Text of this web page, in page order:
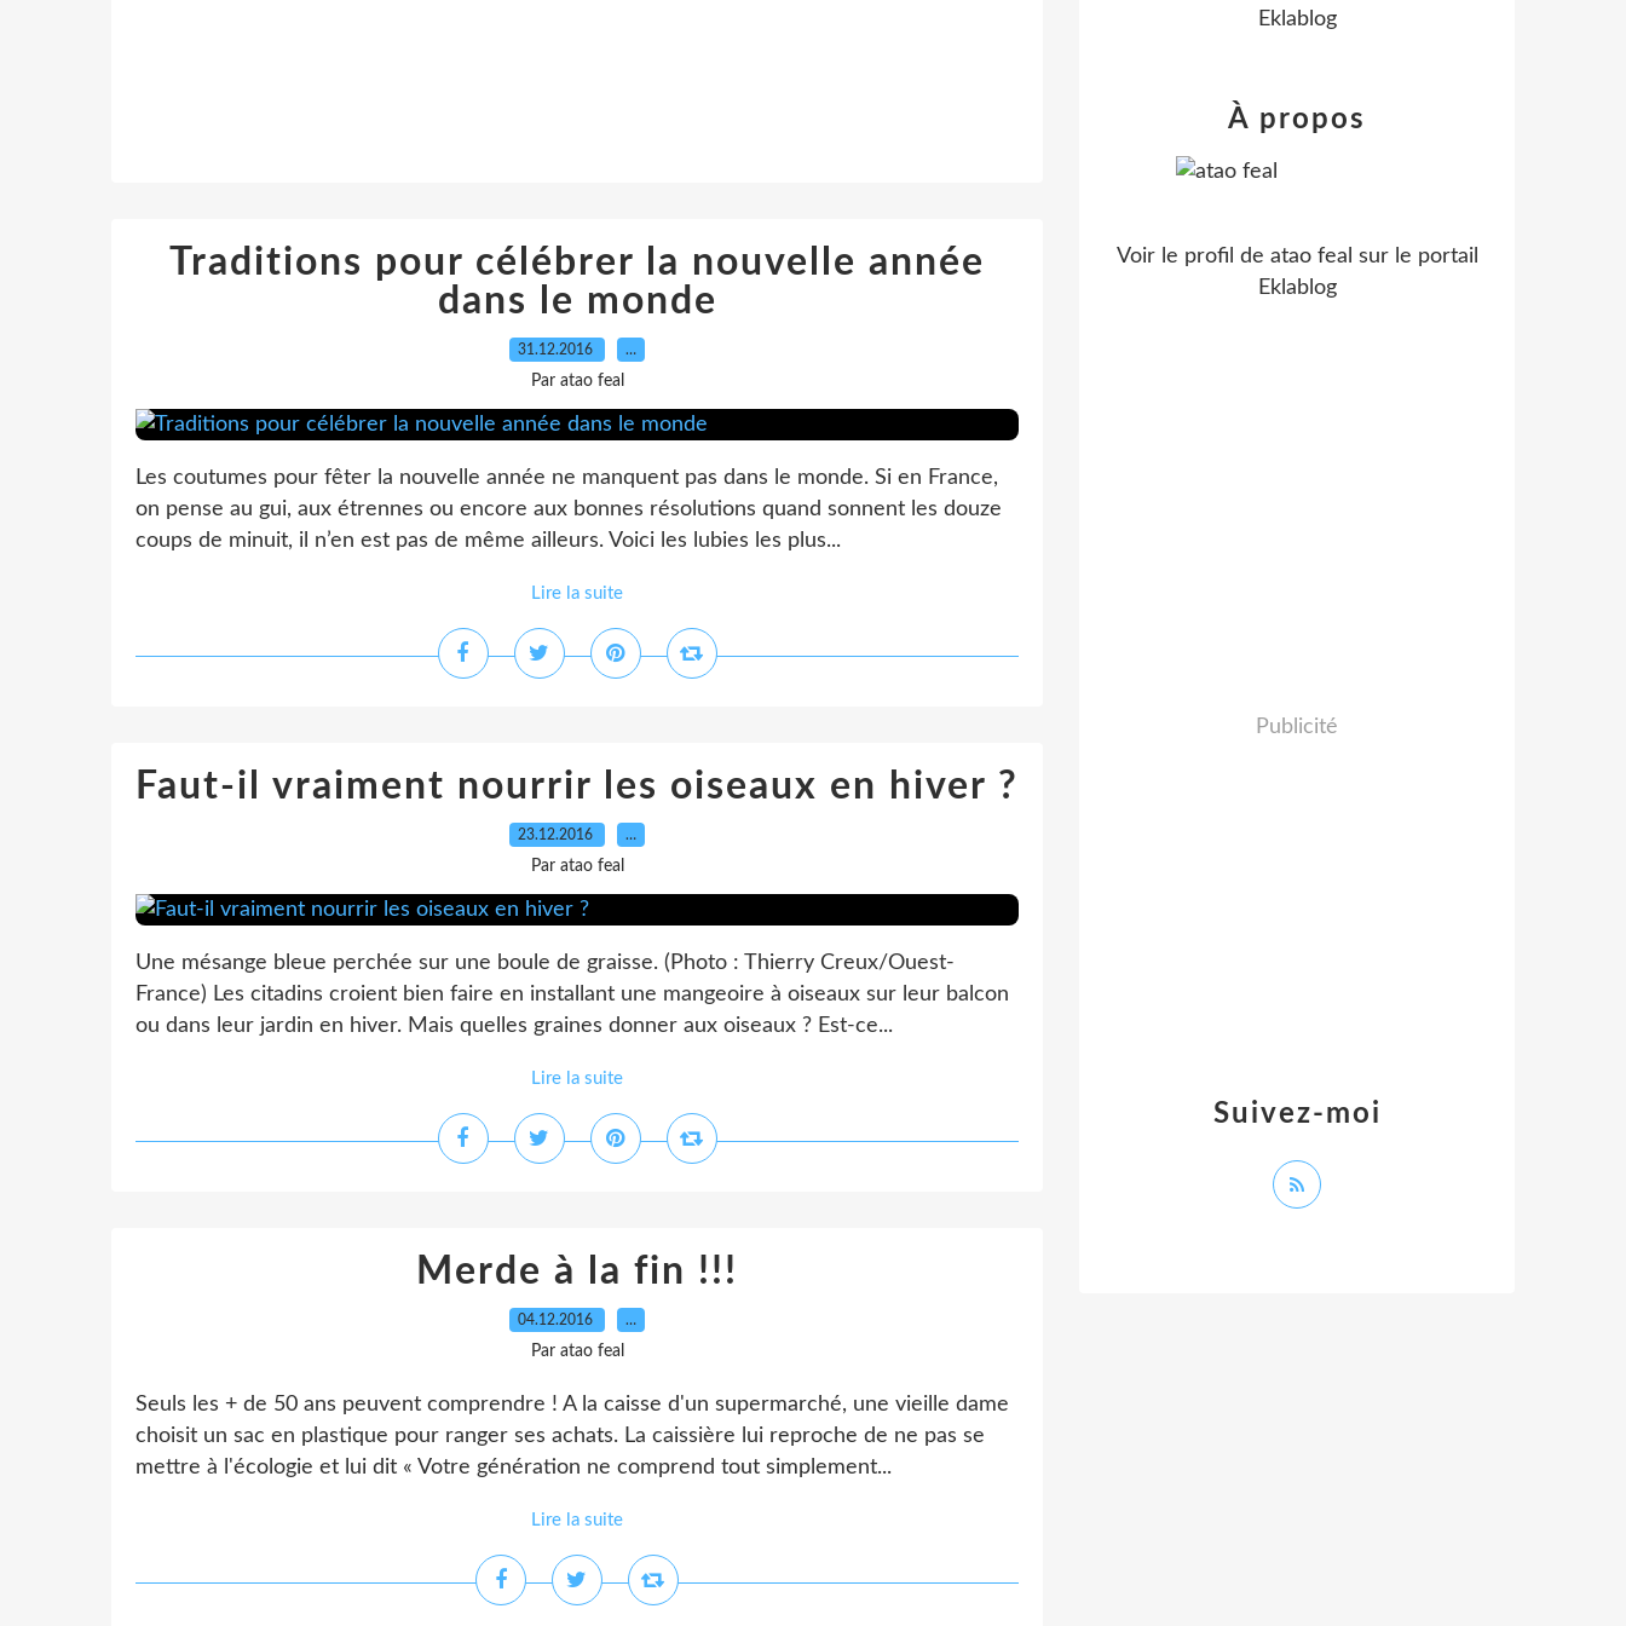
Traditions pour célébrer la nouvelle année
dans le monde
31.12.2016 …
Par atao feal
Les coutumes pour fêter la nouvelle année ne manquent pas dans le monde. Si en France,
on pense au gui, aux étrennes ou encore aux bonnes résolutions quand sonnent les douze
coups de minuit, il n’en est pas de même ailleurs. Voici les lubies les plus...
Lire la suite
Faut-il vraiment nourrir les oiseaux en hiver ?
23.12.2016 …
Par atao feal
Une mésange bleue perchée sur une boule de graisse. (Photo : Thierry Creux/Ouest-
France) Les citadins croient bien faire en installant une mangeoire à oiseaux sur leur balcon
ou dans leur jardin en hiver. Mais quelles graines donner aux oiseaux ? Est-ce...
Lire la suite
Merde à la fin !!!
04.12.2016 …
Par atao feal
Seuls les + de 50 ans peuvent comprendre ! A la caisse d'un supermarché, une vieille dame
choisit un sac en plastique pour ranger ses achats. La caissière lui reproche de ne pas se
mettre à l'écologie et lui dit « Votre génération ne comprend tout simplement...
Lire la suite
Eklablog
Suivez-moi
À propos
Voir le profil de atao feal sur le portail
Eklablog
Publicité